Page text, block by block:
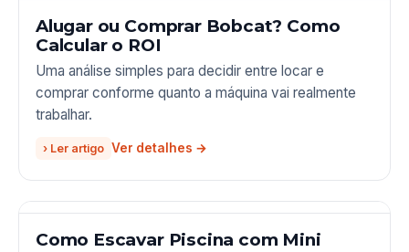
Alugar ou Comprar Bobcat? Como
Calcular o ROI
Uma análise simples para decidir entre locar e
comprar conforme quanto a máquina vai realmente
trabalhar.
› Ler artigo
Como Escavar Piscina com Mini